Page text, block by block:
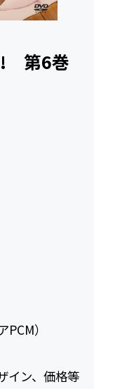
第6巻
）
イン、価格等